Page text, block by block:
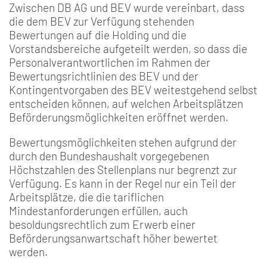
Zwischen DB AG und BEV wurde vereinbart, dass
die dem BEV zur Verfügung stehenden
Bewertungen auf die Holding und die
Vorstandsbereiche aufgeteilt werden, so dass die
Personalverantwortlichen im Rahmen der
Bewertungsrichtlinien des BEV und der
Kontingentvorgaben des BEV weitestgehend selbst
entscheiden können, auf welchen Arbeitsplätzen
Beförderungsmöglichkeiten eröffnet werden.
Bewertungsmöglichkeiten stehen aufgrund der
durch den Bundeshaushalt vorgegebenen
Höchstzahlen des Stellenplans nur begrenzt zur
Verfügung. Es kann in der Regel nur ein Teil der
Arbeitsplätze, die die tariflichen
Mindestanforderungen erfüllen, auch
besoldungsrechtlich zum Erwerb einer
Beförderungsanwartschaft höher bewertet
werden.